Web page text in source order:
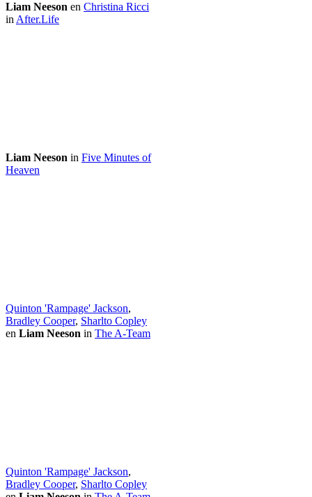
Liam Neeson en Christina Ricci
in After.Life
Liam Neeson in Five Minutes of
Heaven
Quinton 'Rampage' Jackson,
Bradley Cooper, Sharlto Copley
en Liam Neeson in The A-Team
Quinton 'Rampage' Jackson,
Bradley Cooper, Sharlto Copley